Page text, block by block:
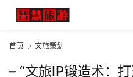
首页 文旅策划
– “文旅IP锻造术：